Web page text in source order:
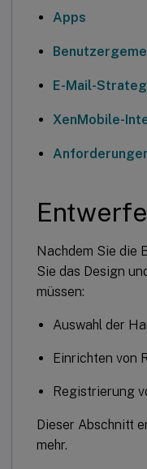
Apps
E-Mail-
XenMobile-
Nachdem Sie die
Sie das Design
müssen:
Auswahl der
Einrichten von
Registrierung
Dieser Abschnitt
mehr.